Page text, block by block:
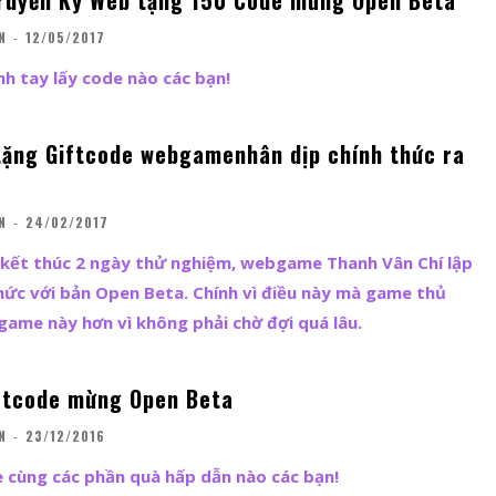
- 12/05/2017
tay lấy code nào các bạn!
Giftcode webgamenhân dịp chính thức ra
- 24/02/2017
thúc 2 ngày thử nghiệm, webgame Thanh Vân Chí lập
với bản Open Beta. Chính vì điều này mà game thủ
này hơn vì không phải chờ đợi quá lâu.
mừng Open Beta
- 23/12/2016
các phần quà hấp dẫn nào các bạn!